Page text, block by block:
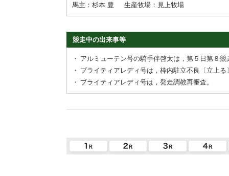
馬主：杉本 豊
生産牧場：見上牧場
競走中の出来事等
・ アルミューテン号の騎手伴啓太は，第５日第８
・ ブライティアレディ号は，枠内駐立不良〔立上る
・ ブライティアレディ号は，発走調教再審査。